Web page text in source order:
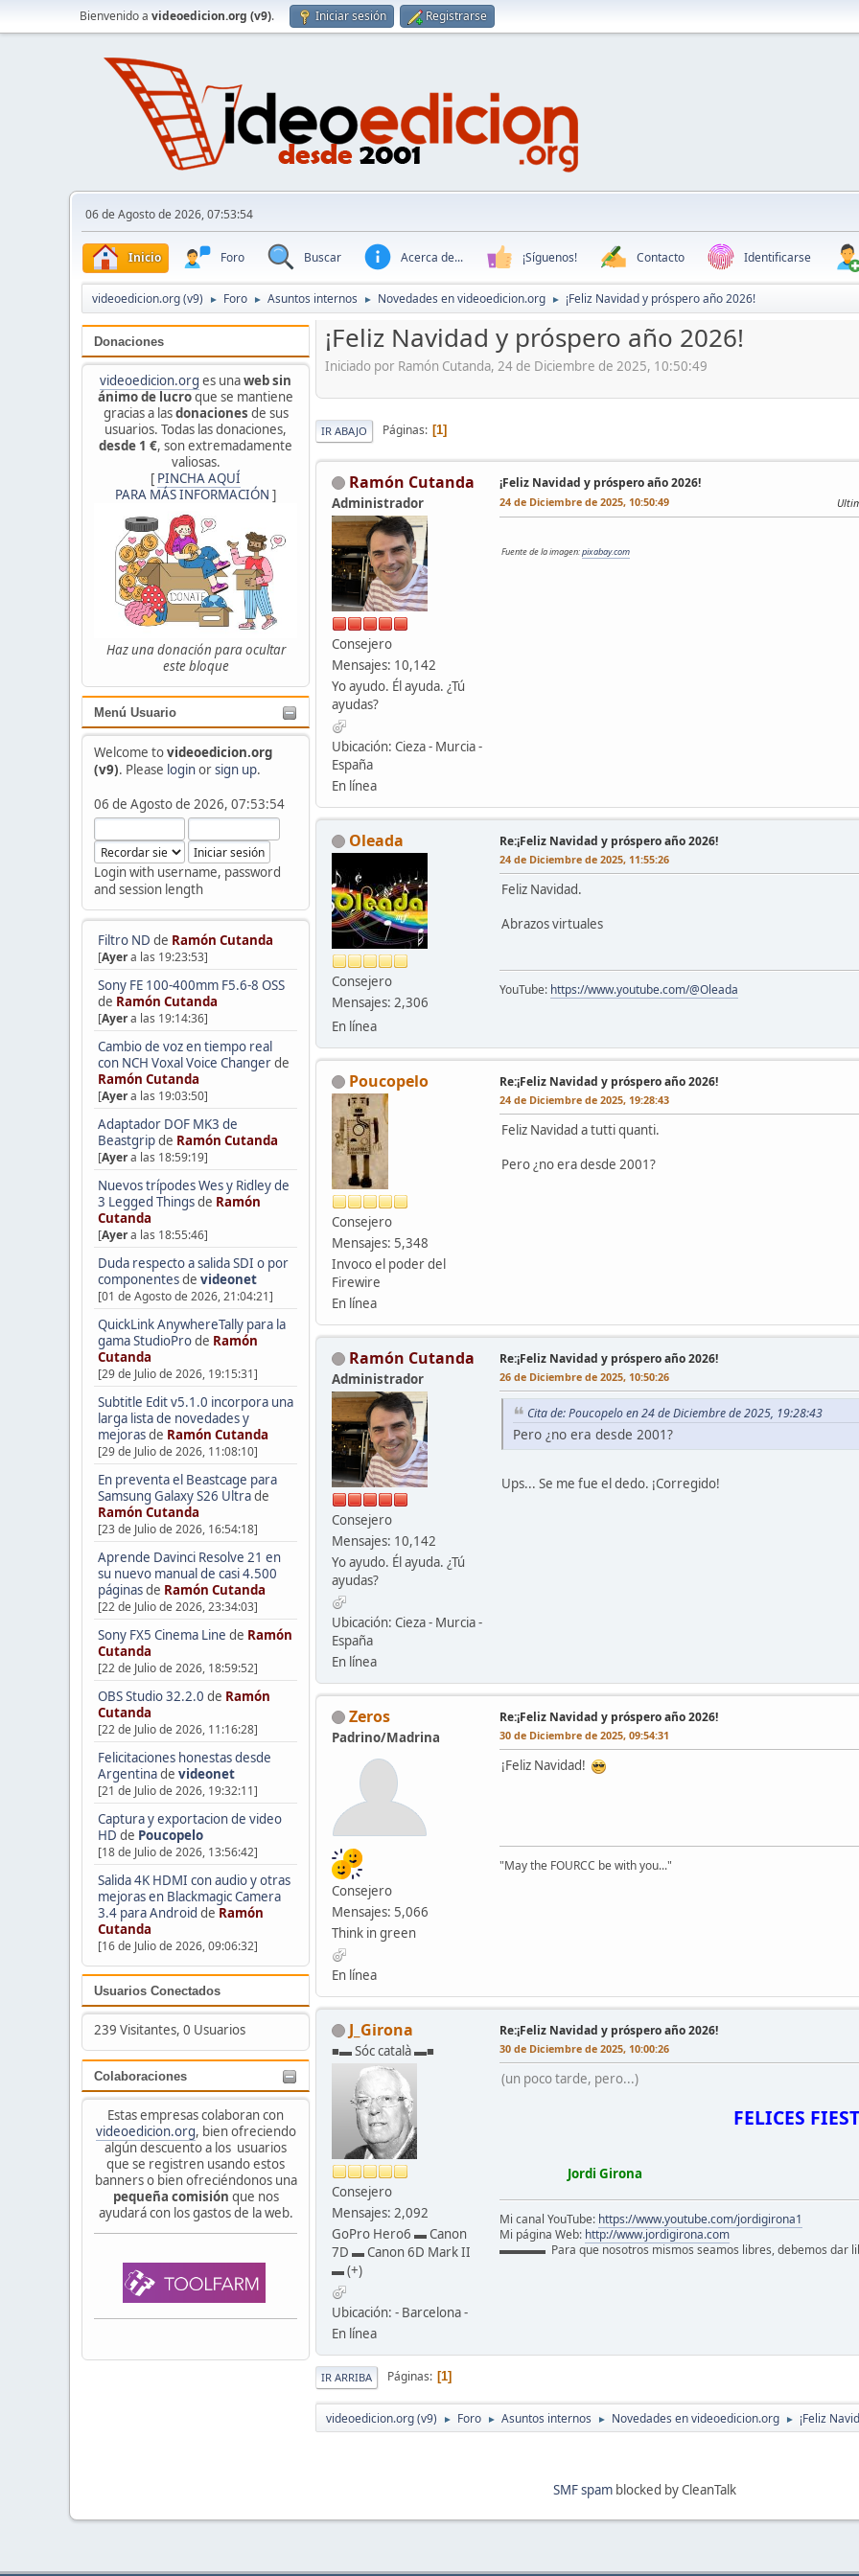
Bienvenido a videoedicion.org (v9). Iniciar sesión Registrarse
06 de Agosto de 2026, 07:53:54
Inicio Foro Buscar Acerca de... ¡Síguenos! Contacto Identificarse
videoedicion.org (v9) ► Foro ► Asuntos internos ► Novedades en videoedicion.org ► ¡Feliz Navidad y próspero año 2026!
Donaciones
videoedicion.org es unaweb sin
ánimo de lucroque se mantiene
gracias a lasdonaciones de sus
usuarios. Todas las donaciones,
desde 1 €, son extremadamente
valiosas.
[ PINCHA AQUÍ
PARA MÁS INFORMACIÓN ]
Haz una donación para ocultar
este bloque
Menú Usuario
Welcome tovideoedicion.org
(v9). Please loginorsign up.
06 de Agosto de 2026, 07:53:54
Login with username, password
and session length
Filtro ND de Ramón Cutanda
[Ayera las 19:23:53]
Sony FE 100-400mm F5.6-8 OSS
de Ramón Cutanda
[Ayera las 19:14:36]
Cambio de voz en tiempo real
con NCH Voxal Voice Changerde
Ramón Cutanda
[Ayera las 19:03:50]
Adaptador DOF MK3 de
Beastgripde Ramón Cutanda
[Ayera las 18:59:19]
Nuevos trípodes Wes y Ridley de
3 Legged Thingsde Ramón
Cutanda
[Ayera las 18:55:46]
Duda respecto a salida SDI o por
componentesde videonet
[01 de Agosto de 2026, 21:04:21]
QuickLink AnywhereTally para la
gama StudioProde Ramón
Cutanda
[29 de Julio de 2026, 19:15:31]
Subtitle Edit v5.1.0 incorpora una
larga lista de novedades y
mejorasde Ramón Cutanda
[29 de Julio de 2026, 11:08:10]
En preventa el Beastcage para
Samsung Galaxy S26 Ultrade
Ramón Cutanda
[23 de Julio de 2026, 16:54:18]
Aprende Davinci Resolve 21 en
su nuevo manual de casi 4.500
páginasde Ramón Cutanda
[22 de Julio de 2026, 23:34:03]
Sony FX5 Cinema Line de Ramón
Cutanda
[22 de Julio de 2026, 18:59:52]
OBS Studio 32.2.0 de Ramón
Cutanda
[22 de Julio de 2026, 11:16:28]
Felicitaciones honestas desde
Argentinade videonet
[21 de Julio de 2026, 19:32:11]
Captura y exportacion de video
HD de Poucopelo
[18 de Julio de 2026, 13:56:42]
Salida 4K HDMI con audio y otras
mejoras en Blackmagic Camera
3.4 para Android de Ramón
Cutanda
[16 de Julio de 2026, 09:06:32]
Usuarios Conectados
239 Visitantes, 0 Usuarios
Colaboraciones
Estas empresas colaboran con
videoedicion.org, bien ofreciendo
algún descuento a los usuarios
que se registren usando estos
banners o bien ofreciéndonos una
pequeña comisión que nos
ayudará con los gastos de la web.
¡Feliz Navidad y próspero año 2026!
Iniciado por Ramón Cutanda, 24 de Diciembre de 2025, 10:50:49
IR ABAJO Páginas 1
Ramón Cutanda
Administrador
Consejero
Mensajes: 10,142
Yo ayudo. Él ayuda. ¿Tú
ayudas?
Ubicación: Cieza - Murcia -
España
En línea
¡Feliz Navidad y próspero año 2026!
24 de Diciembre de 2025, 10:50:49
Fuente de la imagen:pixabay.com
Oleada
Consejero
Mensajes: 2,306
En línea
Re:¡Feliz Navidad y próspero año 2026!
24 de Diciembre de 2025, 11:55:26
Feliz Navidad.
Abrazos virtuales
YouTube: https://www.youtube.com/@Oleada
Poucopelo
Consejero
Mensajes: 5,348
Invoco el poder del
Firewire
En línea
Re:¡Feliz Navidad y próspero año 2026!
24 de Diciembre de 2025, 19:28:43
Feliz Navidad a tutti quanti.
Pero ¿no era desde 2001?
Ramón Cutanda
Administrador
Consejero
Mensajes: 10,142
Yo ayudo. Él ayuda. ¿Tú
ayudas?
Ubicación: Cieza - Murcia -
España
En línea
Re:¡Feliz Navidad y próspero año 2026!
26 de Diciembre de 2025, 10:50:26
Cita de: Poucopelo en 24 de Diciembre de 2025, 19:28:43
Pero ¿no era desde 2001?
Ups... Se me fue el dedo. ¡Corregido!
Zeros
Padrino/Madrina
Consejero
Mensajes: 5,066
Think in green
En línea
Re:¡Feliz Navidad y próspero año 2026!
30 de Diciembre de 2025, 09:54:31
¡Feliz Navidad!
"May the FOURCC be with you..."
J_Girona
■▬ Sóc català ▬■
Consejero
Mensajes: 2,092
GoPro Hero6 ▬ Canon
7D ▬ Canon 6D Mark II
▬ (+)
Ubicación: - Barcelona -
En línea
Re:¡Feliz Navidad y próspero año 2026!
30 de Diciembre de 2025, 10:00:26
(un poco tarde, pero...)
FELICES
Jordi Girona
Mi canal YouTube: https://www.youtube.com/jordigirona1
Mi página Web: http://www.jordigirona.com
▬▬▬▬ Para que nosotros mismos seamos libres, debemos
IR ARRIBA Páginas 1
videoedicion.org (v9) ► Foro ► Asuntos internos ► Novedades en videoedicion.org ► ¡Feliz
SMF spamblocked by CleanTalk